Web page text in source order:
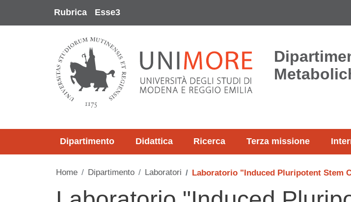
Rubrica Esse3
Dipartimento Didattica Ricerca Terza missione
Home Dipartimento Laboratori Laboratorio "Induced Pluripotent Stem